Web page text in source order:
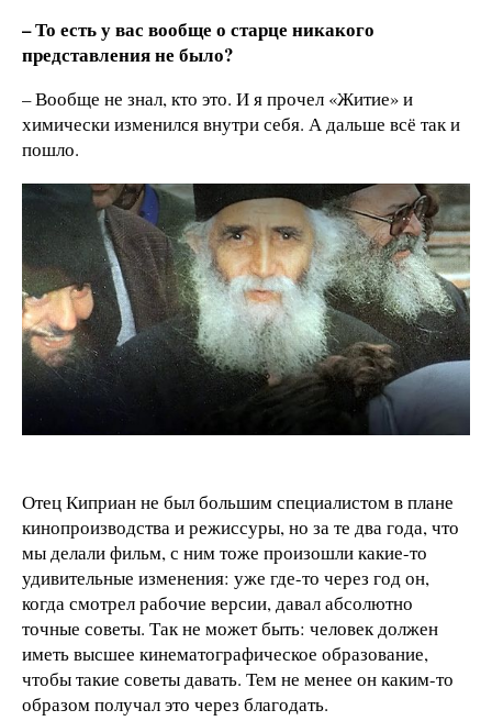
– То есть у вас вообще о старце никакого
представления не было?
– Вообще не знал, кто это. И я прочел «Житие» и
химически изменился внутри себя. А дальше всё так и
пошло.
Отец Киприан не был большим специалистом в плане
кинопроизводства и режиссуры, но за те два года, что
мы делали фильм, с ним тоже произошли какие-то
удивительные изменения: уже где-то через год он,
когда смотрел рабочие версии, давал абсолютно
точные советы. Так не может быть: человек должен
иметь высшее кинематографическое образование,
чтобы такие советы давать. Тем не менее он каким-то
образом получал это через благодать.